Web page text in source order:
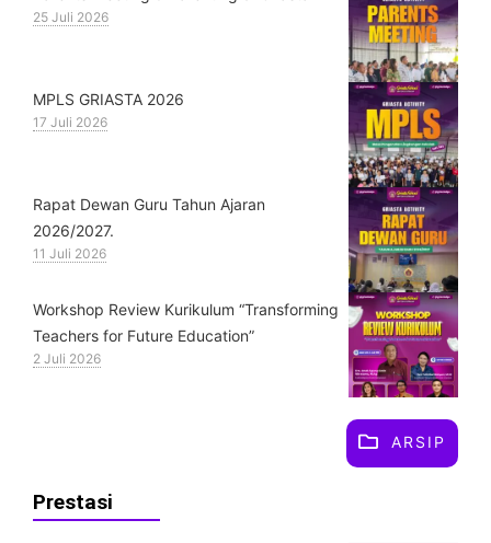
25 Juli 2026
MPLS GRIASTA 2026
17 Juli 2026
Rapat Dewan Guru Tahun Ajaran
2026/2027.
11 Juli 2026
Workshop Review Kurikulum “Transforming
Teachers for Future Education”
2 Juli 2026
ARSIP
Prestasi